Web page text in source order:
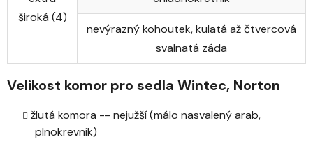
široká (4)
nevýrazný kohoutek, kulatá až čtvercová
svalnatá záda
Velikost komor pro sedla Wintec, Norton
žlutá komora -- nejužší (málo nasvalený arab,
plnokrevník)